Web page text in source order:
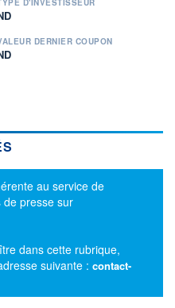
D'INVESTISSEUR
DERNIER COUPON
au service de
de presse sur
dans cette rubrique,
suivante : contact-